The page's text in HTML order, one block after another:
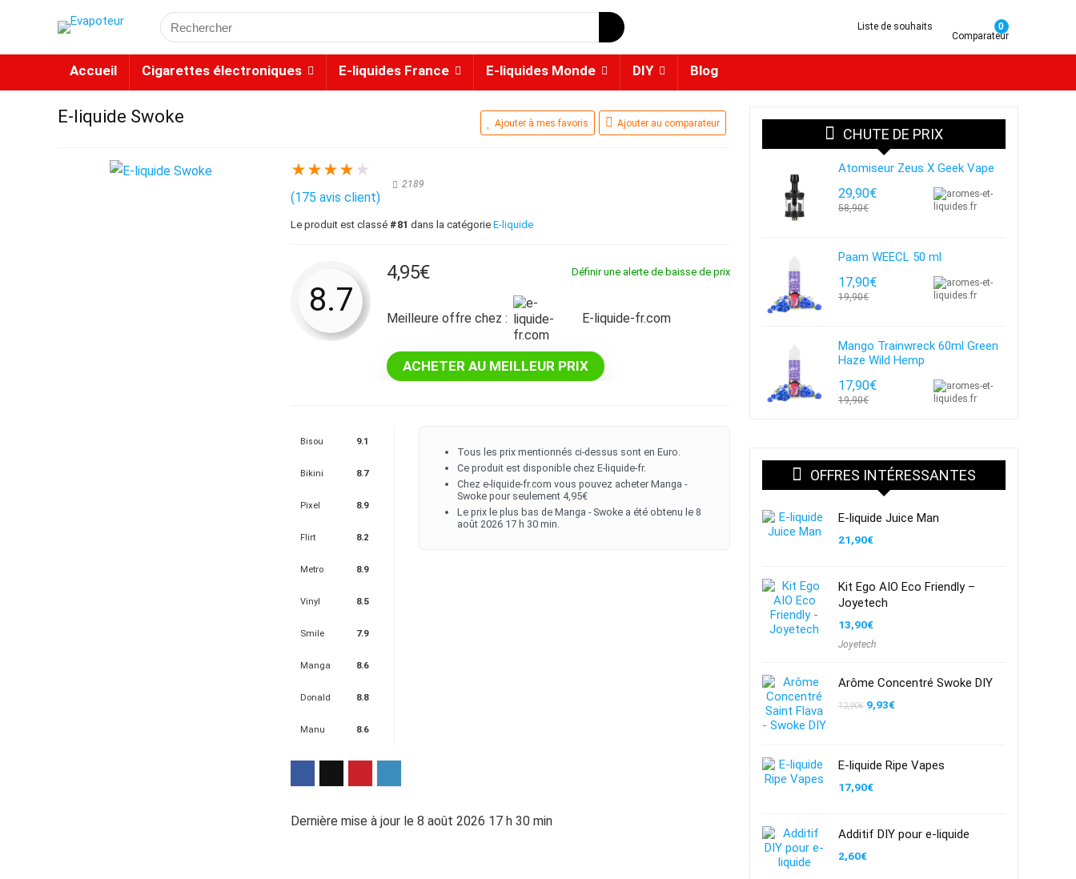
Liste de souhaits
0
Comparateur
Accueil Cigarettes électroniques E-liquides France E-liquides Monde DIY Blog
E-liquide Swoke Ajouter à mes favoris Ajouter au comparateur
★★★★ ★
(175 avis client)
2189
Le produit est classé #81 dans la catégorieE-liquide
8.7
Définir une alerte de baisse de prix
4,95€
Meilleure offre chez : e-liquide-fr.com
ACHETER AU MEILLEUR PRIX
Bisou 9.1
Bikini 8.7
Pixel 8.9
Flirt 8.2
Metro 8.9
Vinyl 8.5
Smile 7.9
Manga 8.6
Donald 8.8
Manu 8.6
Tous les prix mentionnés ci-dessus sont en Euro.
Ce produit est disponible chez E-liquide-fr.
Chez e-liquide-fr.com vous pouvez acheter Manga -
Swoke pour seulement 4,95€
Le prix le plus bas de Manga - Swoke a été obtenu le 8
août 2026 17 h 30 min.
Dernière mise à jour le 8 août 2026 17 h 30 min
CHUTE DE PRIX
Atomiseur Zeus X Geek Vape
29,90€
58,90€
Paam WEECL 50 ml
17,90€
19,90€
Mango Trainwreck 60ml Green
Haze Wild Hemp
17,90€
19,90€
OFFRES INTÉRESSANTES
E-liquide Juice Man
21,90€
Kit Ego AIO Eco Friendly –
Joyetech
13,90€
Joyetech
Arôme Concentré Swoke DIY
12,90€ Le
9,93€Le
E-liquide Ripe Vapes
17,90€
Additif DIY pour e-liquide
2,60€